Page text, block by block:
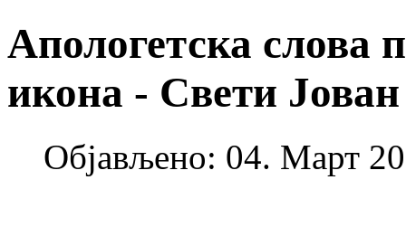
Апологетска слова
икона - Свети
Објављено: 04. Март